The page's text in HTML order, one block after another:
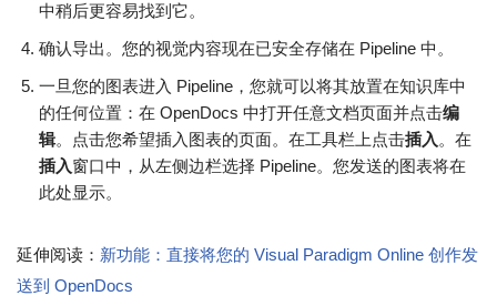
中稍后更容易找到它。
确认导出。您的视觉内容现在已安全存储在 Pipeline 中。
一旦您的图表进入 Pipeline，您就可以将其放置在知识库中
的任何位置：在 OpenDocs 中打开任意文档页面并点击编
辑。点击您希望插入图表的页面。在工具栏上点击插入 。在
插入窗口中，从左侧边栏选择 Pipeline。您发送的图表将在
此处显示。
延伸阅读： 新功能：直接将您的 Visual Paradigm Online 创作发
送到 OpenDocs